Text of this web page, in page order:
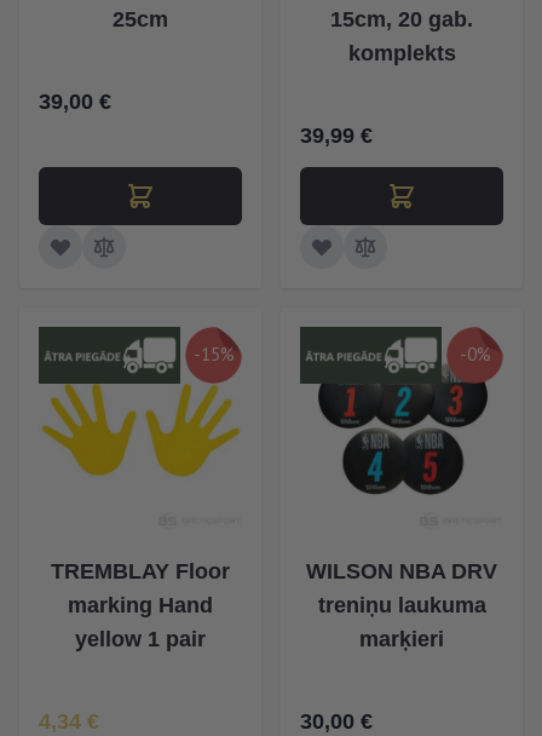
25cm
39,00 €
15cm, 20 gab.
komplekts
39,99 €
-15%
TREMBLAY Floor
marking Hand
yellow 1 pair
Īpaša Cena
4,34 €
-0%
WILSON NBA DRV
treniņu laukuma
marķieri
30,00 €